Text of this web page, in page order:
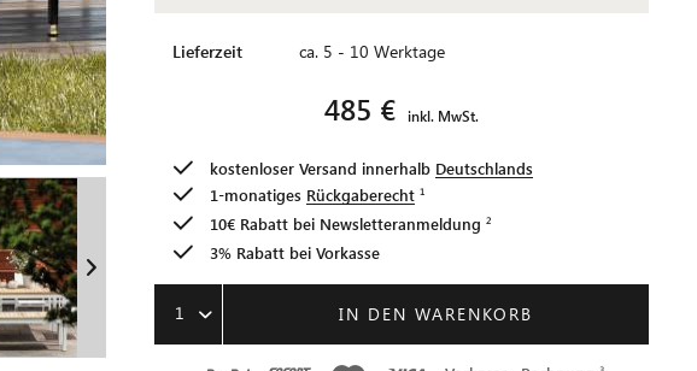
Lieferzeit ca. 5 - 10 Werktage
485 € inkl. MwSt.
kostenloser Versand innerhalb Deutschlands
1-monatiges Rückgaberecht
10€ Rabatt bei Newsletteranmeldung
3% Rabatt bei Vorkasse
1 IN DEN WARENKORB